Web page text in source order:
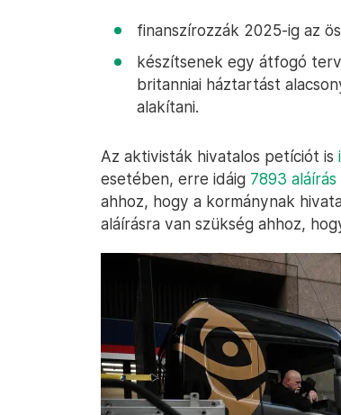
finanszírozzák 2025-ig az
készítsenek egy átfogó
britanniai háztartást
alakítani.
Az aktivisták hivatalos petíciót is
esetében, erre idáig 7893
ahhoz, hogy a kormánynak
aláírásra van szükség ahhoz,